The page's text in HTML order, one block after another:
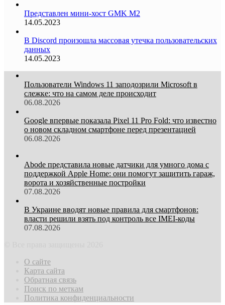
Представлен мини-хост GMK M2
14.05.2023
В Discord произошла массовая утечка пользовательских
данных
14.05.2023
Пользователи Windows 11 заподозрили Microsoft в
слежке: что на самом деле происходит
06.08.2026
Google впервые показала Pixel 11 Pro Fold: что известно
о новом складном смартфоне перед презентацией
06.08.2026
Abode представила новые датчики для умного дома с
поддержкой Apple Home: они помогут защитить гараж,
ворота и хозяйственные постройки
07.08.2026
В Украине вводят новые правила для смартфонов:
власти решили взять под контроль все IMEI-коды
07.08.2026
О сайте
Карта сайта
Обратная связь
Поиск по меткам
Политика конфиденциальности